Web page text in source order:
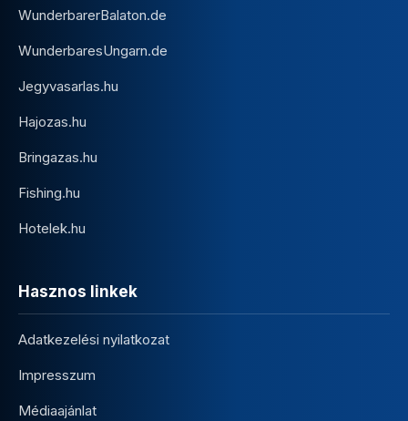
WunderbarerBalaton.de
WunderbaresUngarn.de
Jegyvasarlas.hu
Hajozas.hu
Bringazas.hu
Fishing.hu
Hotelek.hu
Hasznos linkek
Adatkezelési nyilatkozat
Impresszum
Médiaajánlat